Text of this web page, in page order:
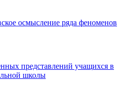
осмысление ряда феноменов
представлений учащихся в
школы